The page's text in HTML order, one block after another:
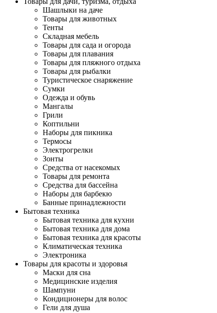
Шашлыки на даче
Товары для животных
Тенты
Складная мебель
Товары для сада и огорода
Товары для плавания
Товары для пляжного отдыха
Товары для рыбалки
Туристическое снаряжение
Сумки
Одежда и обувь
Мангалы
Грили
Коптильни
Наборы для пикника
Термосы
Электрогрелки
Зонты
Средства от насекомых
Товары для ремонта
Средства для бассейна
Наборы для барбекю
Банные принадлежности
Бытовая техника
Бытовая техника для кухни
Бытовая техника для дома
Бытовая техника для красоты
Климатическая техника
Электроника
Товары для красоты и здоровья
Маски для сна
Медицинские изделия
Шампуни
Кондиционеры для волос
Гели для душа